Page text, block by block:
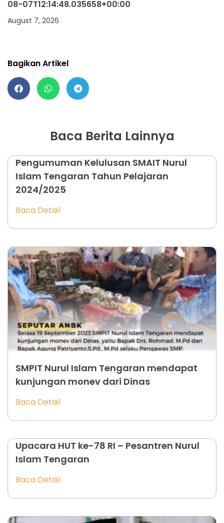
08-07T12:14:48.035658+00:00
August 7, 2026
Bagikan Artikel
Baca Berita Lainnya
Pengumuman Kelulusan SMAIT Nurul
Islam Tengaran Tahun Pelajaran
2024/2025
Baca Detail
SMPIT Nurul Islam Tengaran mendapat
kunjungan monev dari Dinas
Baca Detail
Upacara HUT ke-78 RI – Pesantren Nurul
Islam Tengaran
Baca Detail